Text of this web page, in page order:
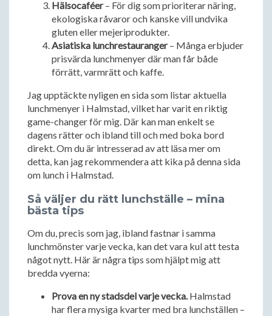
Hälsocaféer– För dig som prioriterar näring,
ekologiska råvaror och kanske vill undvika
gluten eller mejeriprodukter.
Asiatiska lunchrestauranger– Många erbjuder
prisvärda lunchmenyer där man får både
förrätt, varmrätt och kaffe.
Jag upptäckte nyligen en sida som listar aktuella
lunchmenyer i Halmstad, vilket har varit en riktig
game-changer för mig. Där kan man enkelt se
dagens rätter och ibland till och med boka bord
direkt. Om du är intresserad av att läsa mer om
detta, kan jag rekommendera att kika på denna sida
om lunch i Halmstad.
Så väljer du rätt lunchställe – mina
bästa tips
Om du, precis som jag, ibland fastnar i samma
lunchmönster varje vecka, kan det vara kul att testa
något nytt. Här är några tips som hjälpt mig att
bredda vyerna:
Prova en ny stadsdel varje vecka.Halmstad
har flera mysiga kvarter med bra lunchställen –